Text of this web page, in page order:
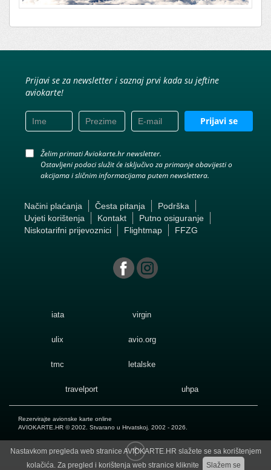
Prijavi se za newsletter i saznaj prvi kada su jeftine
aviokarte!
Prijavi se
Želim primati Aviokarte.hr newsletter.
Ostavljeni podaci služit će isključivo za primanje obavijesti o
akcijama i sličnim informacijama putem newslettera.
Načini plaćanja Česta pitanja
Podrška
Uvjeti korištenja
Kontakt
Putno osiguranje
Niskotarifni prijevoznici
Flightmap FFZG
iata virgin
ulix avio.org
tmc letalske
travelport uhpa
Rezervirajte avionske karte online
AVIOKARTE.HR © 2002. Stvarano u Hrvatskoj. 2002 - 2026.
Nastavkom pregleda web stranice AVIOKARTE.HR slažete se sa korištenjem
kolačića. Za pregled i korištenja web stranice kliknite
Slažem se